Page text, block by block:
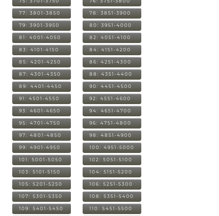
77: 3801-3850 78: 3851-3900
79: 3901-3950 80: 3951-4000
81: 4001-4050 82: 4051-4100
83: 4101-4150 84: 4151-4200
85: 4201-4250 86: 4251-4300
87: 4301-4350 88: 4351-4400
89: 4401-4450 90: 4451-4500
91: 4501-4550 92: 4551-4600
93: 4601-4650 94: 4651-4700
95: 4701-4750 96: 4751-4800
97: 4801-4850 98: 4851-4900
99: 4901-4950 100: 4951-5000
101: 5001-5050 102: 5051-5100
103: 5101-5150 104: 5151-5200
105: 5201-5250 106: 5251-5300
107: 5301-5350 108: 5351-5400
109: 5401-5450 110: 5451-5500